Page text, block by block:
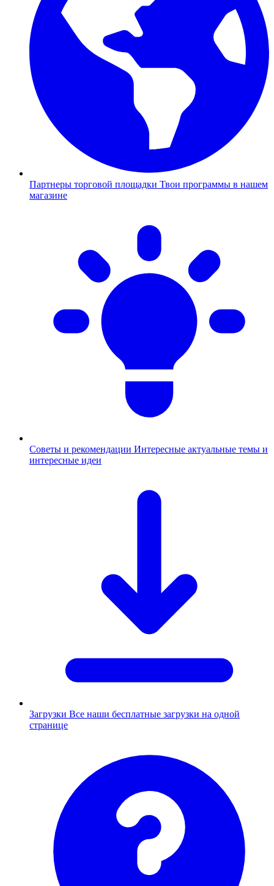
Партнеры торговой площадки Твои программы в нашем
магазине
Советы и рекомендации Интересные актуальные темы и
интересные идеи
Загрузки Все наши бесплатные загрузки на одной
странице